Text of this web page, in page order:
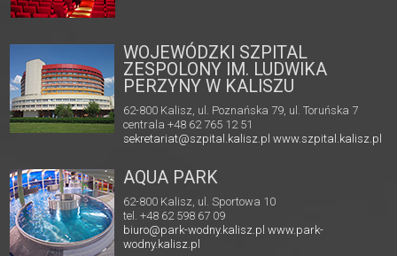
WOJEWÓDZKI SZPITAL
ZESPOLONY IM. LUDWIKA
PERZYNY W KALISZU
62-800 Kalisz, ul. Poznańska 79, ul. Toruńska 7
centrala +48 62 765 12 51
sekretariat@szpital.kalisz.pl www.szpital.kalisz.pl
AQUA PARK
62-800 Kalisz, ul. Sportowa 10
tel. +48 62 598 67 09
biuro@park-wodny.kalisz.pl www.park-
wodny.kalisz.pl